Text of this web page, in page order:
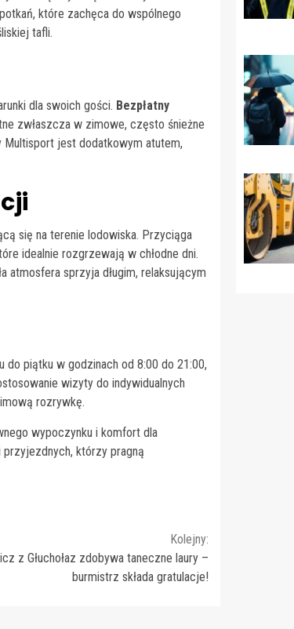
które zachęca do wspólnego
tafli.
dla swoich gości. Bezpłatny
zwłaszcza w zimowe, często śnieżne
Multisport jest dodatkowym atutem,
się na terenie lodowiska. Przyciąga
idealnie rozgrzewają w chłodne dni.
atmosfera sprzyja długim, relaksującym
do piątku w godzinach od 8:00 do 21:00,
wizyty do indywidualnych
rozrywkę.
wypoczynku i komfort dla
którzy pragną
Kolejny:
z Głuchołaz zdobywa taneczne laury –
burmistrz składa gratulacje!